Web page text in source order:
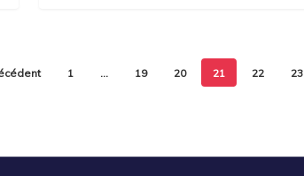
1 … 19 20 21 22 23